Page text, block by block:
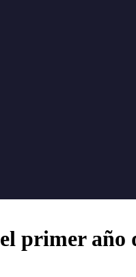
primer